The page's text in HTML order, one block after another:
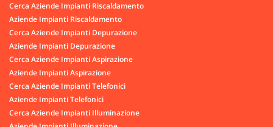
Cerca Aziende Impianti Riscaldamento
Aziende Impianti Riscaldamento
Cerca Aziende Impianti Depurazione
Aziende Impianti Depurazione
Cerca Aziende Impianti Aspirazione
Aziende Impianti Aspirazione
Cerca Aziende Impianti Telefonici
Aziende Impianti Telefonici
Cerca Aziende Impianti Illuminazione